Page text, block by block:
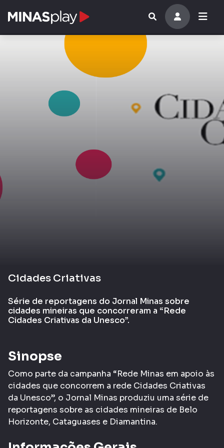
Cidades Criativas
Série de reportagens do Jornal Minas sobre
cidades mineiras que concorreram a “Rede
Cidades Criativas da Unesco”.
Sinopse
Como parte da campanha “Rede Minas em apoio às
cidades que concorrem a rede Cidades Criativas
da Unesco”, o Jornal Minas produziu uma série de
reportagens sobre as cidades mineiras de Belo
Horizonte, Cataguases e Diamantina.